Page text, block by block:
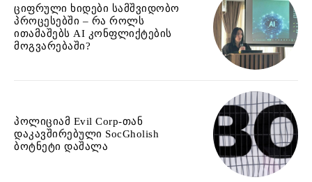
ციფრული ხიდები სამშვიდობო
პროცესებში – რა როლს
ითამაშებს AI კონფლიქტების
მოგვარებაში?
პოლიციამ Evil Corp-თან
დაკავშირებული SocGholish
ბოტნეტი დაშალა